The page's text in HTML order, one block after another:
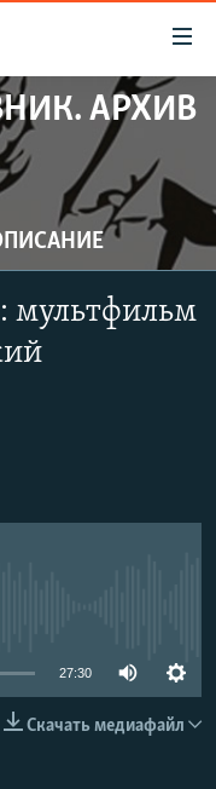
АРХИВ
мультфильм
27:30
Скачать медиафайл